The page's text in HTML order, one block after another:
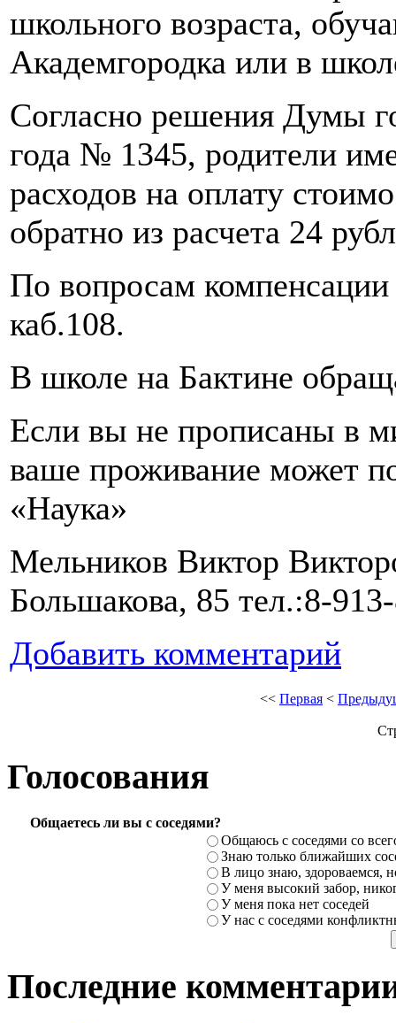
школьного возраста,
Академгородка или в
Согласно решения Думы
года № 1345, родители
расходов на оплату
обратно из расчета 24
По вопросам
каб.108.
В школе на Бактине
Если вы не прописаны в
ваше проживание может
«Наука»
Мельников Виктор
Большакова, 85 тел.:8-
Добавить комментарий
<< Первая <
Голосования
Общаетесь ли вы с соседями?
Общаюсь с соседями со
Знаю только ближайших
В лицо знаю, здороваемся,
У меня высокий забор,
У меня пока нет соседей
У нас с соседями
Последние